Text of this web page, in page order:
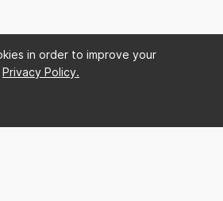
in order to improve your
Privacy Policy.